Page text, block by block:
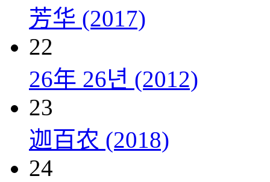
芳华 (2017)
22
26年 26년 (2012)
23
迦百农 (2018)
24